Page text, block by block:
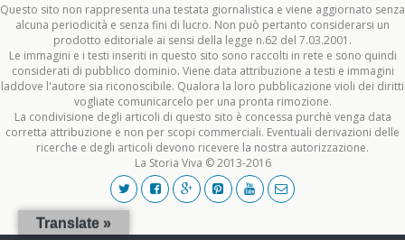
Questo sito non rappresenta una testata giornalistica e viene aggiornato senza
alcuna periodicità e senza fini di lucro. Non può pertanto considerarsi un
prodotto editoriale ai sensi della legge n.62 del 7.03.2001.
Le immagini e i testi inseriti in questo sito sono raccolti in rete e sono quindi
considerati di pubblico dominio. Viene data attribuzione a testi e immagini
laddove l'autore sia riconoscibile. Qualora la loro pubblicazione violi dei diritti
vogliate comunicarcelo per una pronta rimozione.
La condivisione degli articoli di questo sito è concessa purchè venga data
corretta attribuzione e non per scopi commerciali. Eventuali derivazioni delle
ricerche e degli articoli devono ricevere la nostra autorizzazione.
La Storia Viva © 2013-2016
Translate »